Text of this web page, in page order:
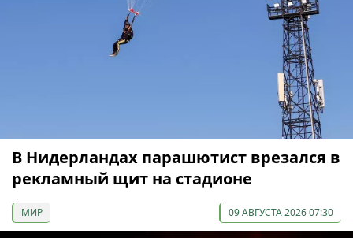
В Нидерландах парашютист врезался в
рекламный щит на стадионе
МИР 09 АВГУСТА 2026 07:30